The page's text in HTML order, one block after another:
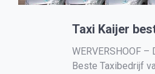
Taxi Kaijer
WERVERSHOOF
Beste Taxibedrijf